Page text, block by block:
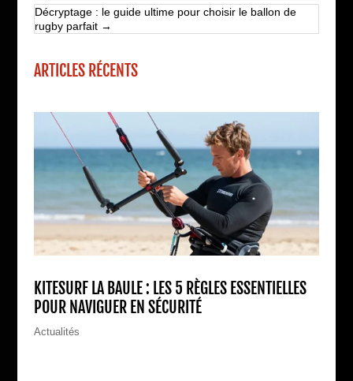
Décryptage : le guide ultime pour choisir le ballon de
rugby parfait→
ARTICLES RÉCENTS
KITESURF LA BAULE : LES 5 RÈGLES ESSENTIELLES
POUR NAVIGUER EN SÉCURITÉ
Actualités